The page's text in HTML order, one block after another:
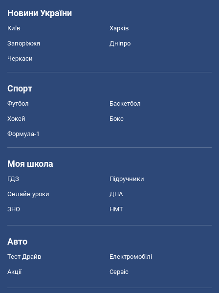
Новини України
Київ Харків
Запоріжжя Дніпро
Черкаси
Спорт
Футбол Баскетбол
Хокей Бокс
Формула-1
Моя школа
ГДЗ Підручники
Онлайн уроки ДПА
ЗНО НМТ
Авто
Тест Драйв Електромобілі
Акції Сервіс